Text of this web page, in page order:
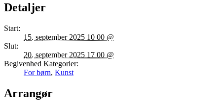
Detaljer
Start:
15. september 2025 10 00 @
Slut:
20. september 2025 17 00 @
Begivenhed Kategorier:
For børn, Kunst
Arrangør